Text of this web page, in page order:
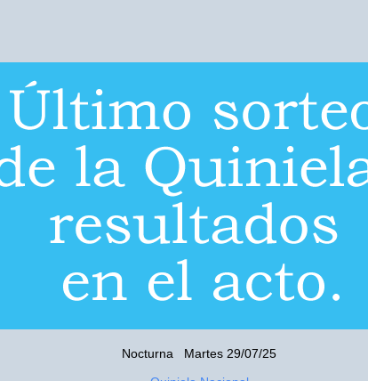
Nocturna Martes 29/07/25